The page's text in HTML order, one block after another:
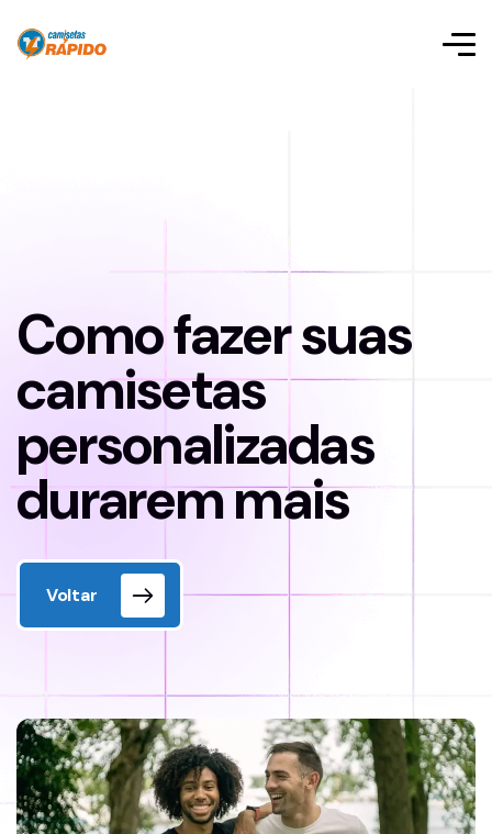
Como fazer suas
camisetas
personalizadas
durarem mais
Voltar